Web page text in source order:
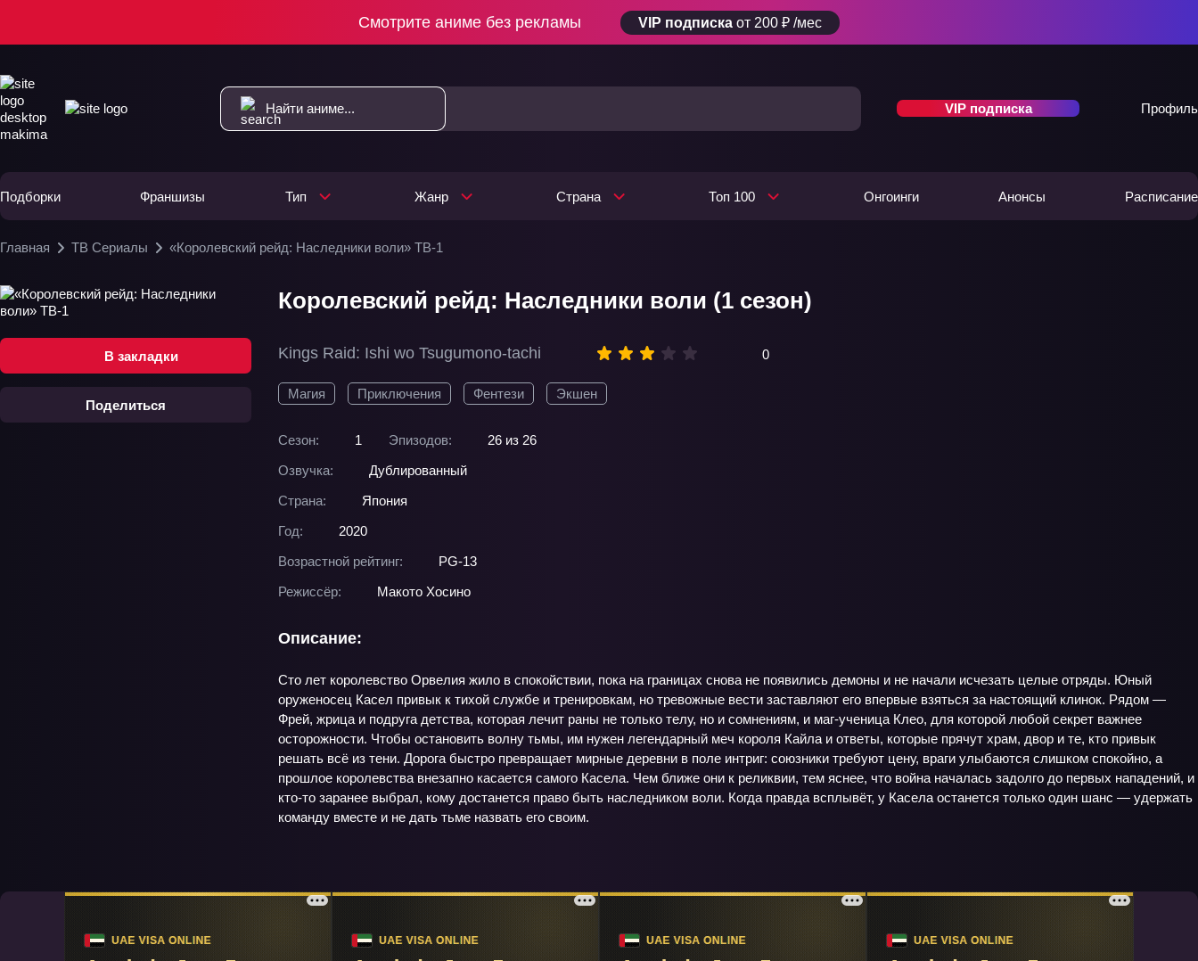
Смотрите аниме без рекламы VIP подписка от 200 ₽ /мес
VIP подписка Профиль
Подборки Франшизы Тип Жанр Страна Топ 100 Онгоинги Анонсы Расписание
Главная ТВ Сериалы «Королевский рейд: Наследники воли» ТВ-1
В закладки
Поделиться
Королевский рейд: Наследники воли (1 сезон)
Kings Raid: Ishi wo Tsugumono-tachi 0
Магия Приключения Фентези Экшен
Сезон: 1 Эпизодов:
26 из 26
Озвучка:
Дублированный
Страна:
Япония
Год:
2020
Возрастной рейтинг:
PG-13
Режиссёр:
Макото Хосино
Описание:
Сто лет королевство Орвелия жило в спокойствии, пока на границах снова не появились демоны и не начали исчезать целые отряды. Юный
оруженосец Касел привык к тихой службе и тренировкам, но тревожные вести заставляют его впервые взяться за настоящий клинок. Рядом —
Фрей, жрица и подруга детства, которая лечит раны не только телу, но и сомнениям, и маг-ученица Клео, для которой любой секрет важнее
осторожности. Чтобы остановить волну тьмы, им нужен легендарный меч короля Кайла и ответы, которые прячут храм, двор и те, кто привык
решать всё из тени. Дорога быстро превращает мирные деревни в поле интриг: союзники требуют цену, враги улыбаются слишком спокойно, а
прошлое королевства внезапно касается самого Касела. Чем ближе они к реликвии, тем яснее, что война началась задолго до первых нападений, и
кто-то заранее выбрал, кому достанется право быть наследником воли. Когда правда всплывёт, у Касела останется только один шанс — удержать
команду вместе и не дать тьме назвать его своим.